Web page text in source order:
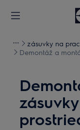
zásuvky na
Demontáž a